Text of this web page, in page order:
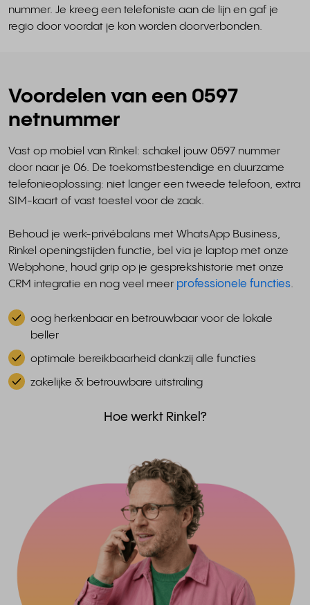
nummer. Je kreeg een telefoniste aan de lijn en gaf je
regio door voordat je kon worden doorverbonden.
Voordelen van een 0597
netnummer
Vast op mobiel van Rinkel: schakel jouw 0597 nummer
door naar je 06. De toekomstbestendige en duurzame
telefonieoplossing: niet langer een tweede telefoon, extra
SIM-kaart of vast toestel voor de zaak.
Behoud je werk-privébalans met WhatsApp Business,
Rinkel openingstijden functie, bel via je laptop met onze
Webphone, houd grip op je gesprekshistorie met onze
CRM integratie en nog veel meer professionele functies.
oog herkenbaar en betrouwbaar voor de lokale
beller
optimale bereikbaarheid dankzij alle functies
zakelijke & betrouwbare uitstraling
Hoe werkt Rinkel?